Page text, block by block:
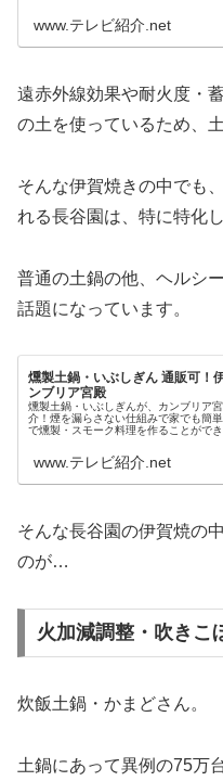
購入できます。ごはんジャパ...
www.テレビ紹介.net
遠赤外線効果や耐火度・
の土を使っているため、
そんな伊賀焼きの中でも
れる長谷園は、特に特化
普通の土鍋の他、ヘルシ
話題になっています。
燻製土鍋・いぶしぎん 通販可！
ンブリア宮殿
燻製土鍋・いぶしぎんが、カンブリア
介！煙を漏らさない仕組みで家でも簡
で燻製・スモーク料理を作ることができ
できます。（なお、4月3日の...
www.テレビ紹介.net
そんな長谷園の伊賀焼の
のが…
火加減調整・吹きこ
炊飯土鍋・かまどさん。
土鍋にあって異例の75万